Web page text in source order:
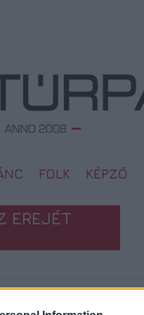
FOLK KÉPZŐ
EREJÉT
2009. 07. 30.